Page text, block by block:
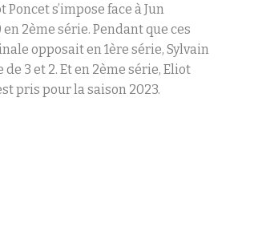
s’impose face à Jun
en 2ème série. Pendant que ces
opposait en 1ère série, Sylvain
3 et 2. Et en 2ème série, Eliot
pris pour la saison 2023.